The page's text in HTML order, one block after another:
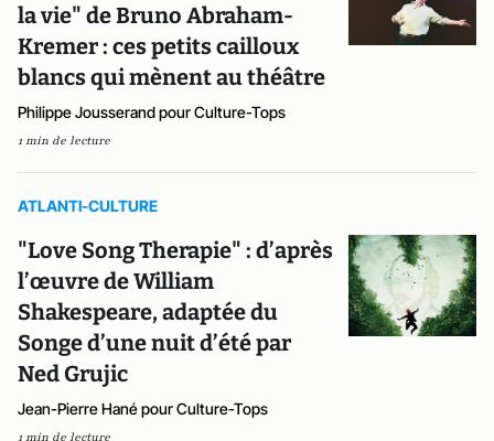
la vie" de Bruno Abraham-
Kremer : ces petits cailloux
blancs qui mènent au théâtre
Philippe Jousserand pour Culture-Tops
1 min de lecture
ATLANTI-CULTURE
"Love Song Therapie" : d’après
l’œuvre de William
Shakespeare, adaptée du
Songe d’une nuit d’été par
Ned Grujic
Jean-Pierre Hané pour Culture-Tops
1 min de lecture